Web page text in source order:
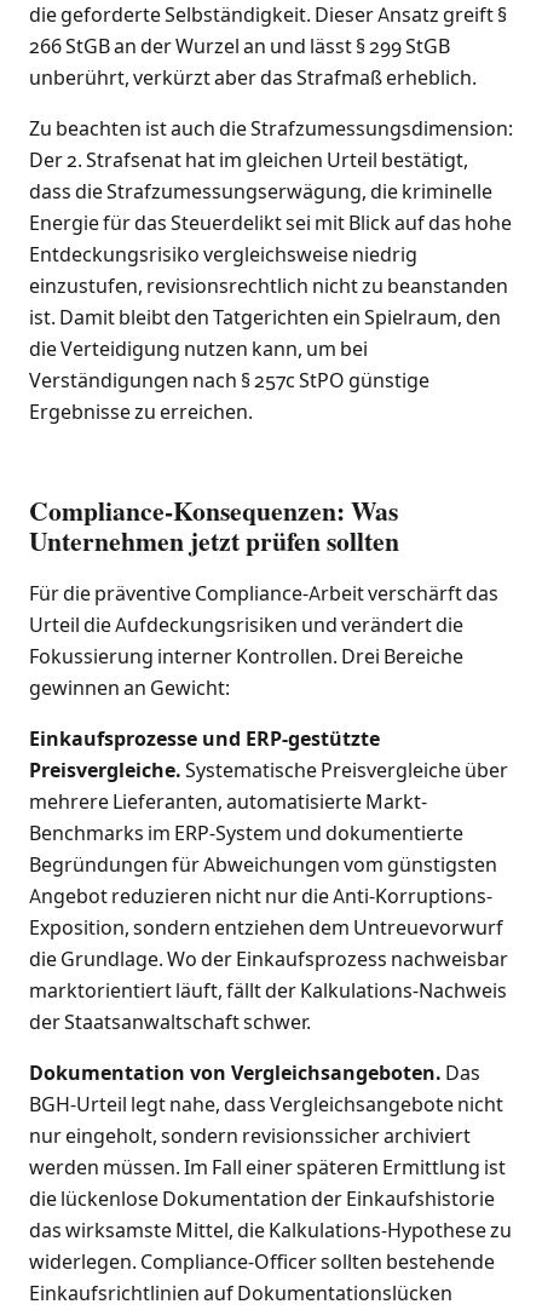
die geforderte Selbständigkeit. Dieser Ansatz greift §
266 StGB an der Wurzel an und lässt § 299 StGB
unberührt, verkürzt aber das Strafmaß erheblich.
Zu beachten ist auch die Strafzumessungsdimension:
Der 2. Strafsenat hat im gleichen Urteil bestätigt,
dass die Strafzumessungserwägung, die kriminelle
Energie für das Steuerdelikt sei mit Blick auf das hohe
Entdeckungsrisiko vergleichsweise niedrig
einzustufen, revisionsrechtlich nicht zu beanstanden
ist. Damit bleibt den Tatgerichten ein Spielraum, den
die Verteidigung nutzen kann, um bei
Verständigungen nach § 257c StPO günstige
Ergebnisse zu erreichen.
Compliance-Konsequenzen: Was
Unternehmen jetzt prüfen sollten
Für die präventive Compliance-Arbeit verschärft das
Urteil die Aufdeckungsrisiken und verändert die
Fokussierung interner Kontrollen. Drei Bereiche
gewinnen an Gewicht:
Einkaufsprozesse und ERP-gestützte
Preisvergleiche.Systematische Preisvergleiche über
mehrere Lieferanten, automatisierte Markt-
Benchmarks im ERP-System und dokumentierte
Begründungen für Abweichungen vom günstigsten
Angebot reduzieren nicht nur die Anti-Korruptions-
Exposition, sondern entziehen dem Untreuevorwurf
die Grundlage. Wo der Einkaufsprozess nachweisbar
marktorientiert läuft, fällt der Kalkulations-Nachweis
der Staatsanwaltschaft schwer.
Dokumentation von Vergleichsangeboten. Das
BGH-Urteil legt nahe, dass Vergleichsangebote nicht
nur eingeholt, sondern revisionssicher archiviert
werden müssen. Im Fall einer späteren Ermittlung ist
die lückenlose Dokumentation der Einkaufshistorie
das wirksamste Mittel, die Kalkulations-Hypothese zu
widerlegen. Compliance-Officer sollten bestehende
Einkaufsrichtlinien auf Dokumentationslücken